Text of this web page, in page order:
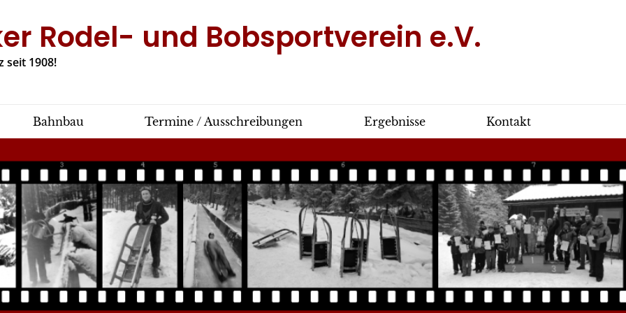
Rodel- und Bobsportverein e.V.
seit 1908!
Bahnbau Termine / Ausschreibungen Ergebnisse Kontakt